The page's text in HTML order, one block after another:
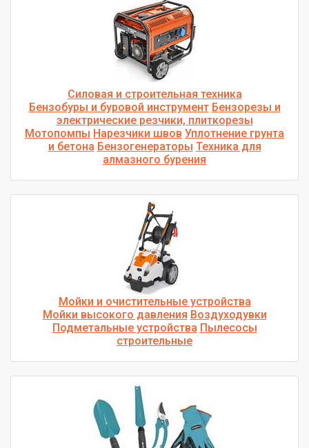
Силовая и строительная техника
Бензобуры и буровой инструмент Бензорезы и
электрические резчики, плиткорезы
Мотопомпы Нарезчики швов Уплотнение грунта
и бетона Бензогенераторы Техника для
алмазного бурения
Мойки и очистительные устройства
Мойки высокого давления Воздуходувки
Подметальные устройства Пылесосы
строительные